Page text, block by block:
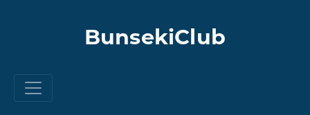
BunsekiClub